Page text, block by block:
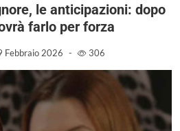
le anticipazioni: dopo
farlo per forza
Febbraio 2026 - 306